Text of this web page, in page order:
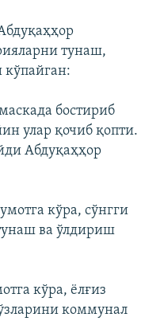
тунаш,
кўпайган:
бостириб
улар қочиб қопти.
Абдуқаҳҳор
кўра, сўнгги
ва ўлдириш
кўра, ёлғиз
коммунал